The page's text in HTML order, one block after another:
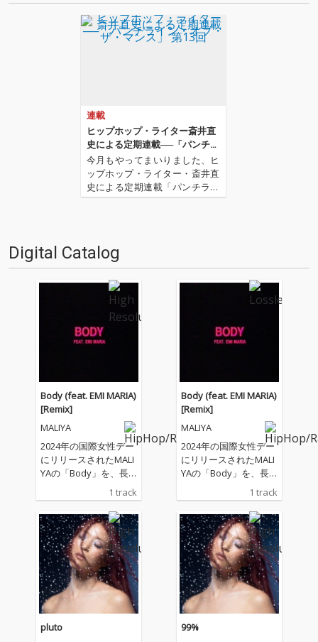
連載
ヒップホップ・ライター斎井直
史による定期連載──「パンチラ
イン・オブ・ザ・マンス」 第13
回
今月もやってまいりました、ヒ
ップホップ・ライター・斎井直
史による定期連載「パンチライ
ン・オブ・ザ・マンス」です! 連
たLAのシンガー・Maliaを特集
しました。そして今月は…
Digital Catalog
Body (feat. EMI MARIA)
[Remix]
MALIYA
2024年の国際女性デー
にリリースされたMALI
YAの「Body」を、長
年親交のあるEMI MARI
AがRemix。 本作は、
女性たちの背中を押す
エンパワーメントソン
グであると同時に、自
分自身の人生の主役と
して生きるためのアン
セムとなっている。 ト
ラックは日本人女性プ
ロデューサーとして初
のグラミー賞ノミネー
トを果たしたTOMOKO
1 track
Body (feat. EMI MARIA)
[Remix]
MALIYA
2024年の国際女性デー
にリリースされたMALI
YAの「Body」を、長
年親交のあるEMI MARI
AがRemix。 本作は、
女性たちの背中を押す
エンパワーメントソン
グであると同時に、自
分自身の人生の主役と
して生きるためのアン
セムとなっている。 ト
ラックは日本人女性プ
ロデューサーとして初
のグラミー賞ノミネー
トを果たしたTOMOKO
1 track
pluto 99%